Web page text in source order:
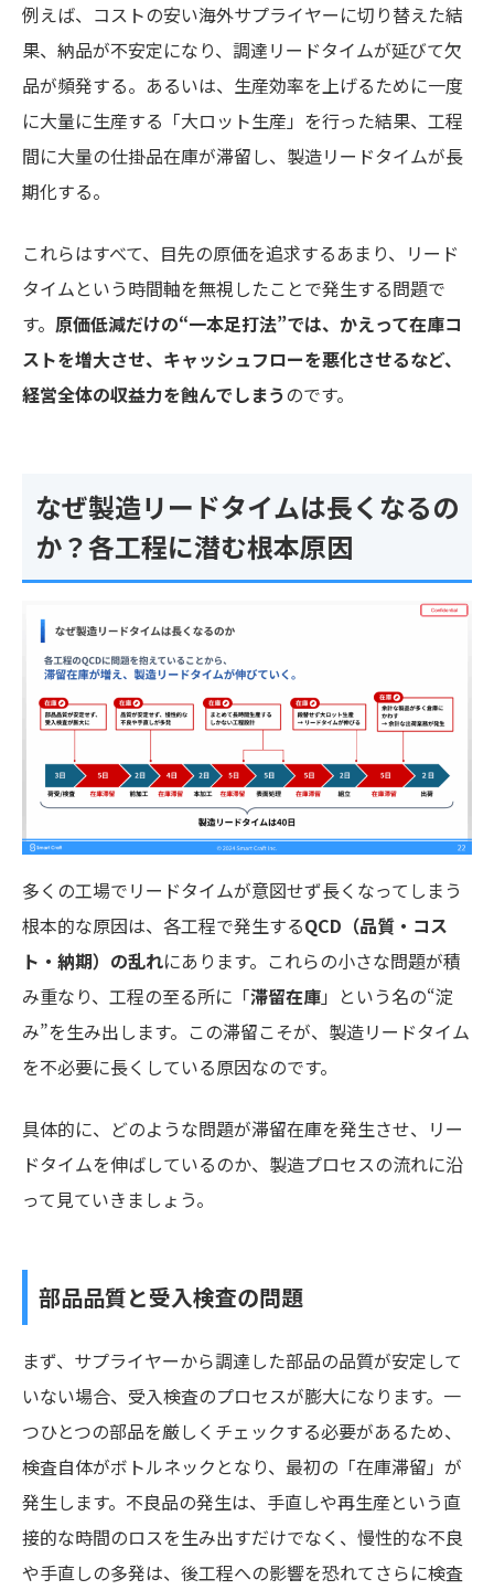
例えば、コストの安い海外サプライヤーに切り替えた結
果、納品が不安定になり、調達リードタイムが延びて欠
品が頻発する。あるいは、生産効率を上げるために一度
に大量に生産する「大ロット生産」を行った結果、工程
間に大量の仕掛品在庫が滞留し、製造リードタイムが長
期化する。
これらはすべて、目先の原価を追求するあまり、リード
タイムという時間軸を無視したことで発生する問題で
す。 原価低減だけの“一本足打法”では、かえって在庫コ
ストを増大させ、キャッシュフローを悪化させるなど、
経営全体の収益力を蝕んでしまうのです。
なぜ製造リードタイムは長くなるの
か？各工程に潜む根本原因
多くの工場でリードタイムが意図せず長くなってしまう
根本的な原因は、各工程で発生するQCD（品質・コス
ト・納期）の乱れにあります。これらの小さな問題が積
み重なり、工程の至る所に「滞留在庫」という名の“淀
み”を生み出します。この滞留こそが、製造リードタイム
を不必要に長くしている原因なのです。
具体的に、どのような問題が滞留在庫を発生させ、リー
ドタイムを伸ばしているのか、製造プロセスの流れに沿
って見ていきましょう。
部品品質と受入検査の問題
まず、サプライヤーから調達した部品の品質が安定して
いない場合、受入検査のプロセスが膨大になります。一
つひとつの部品を厳しくチェックする必要があるため、
検査自体がボトルネックとなり、最初の「在庫滞留」が
発生します。不良品の発生は、手直しや再生産という直
接的な時間のロスを生み出すだけでなく、慢性的な不良
や手直しの多発は、後工程への影響を恐れてさらに検査